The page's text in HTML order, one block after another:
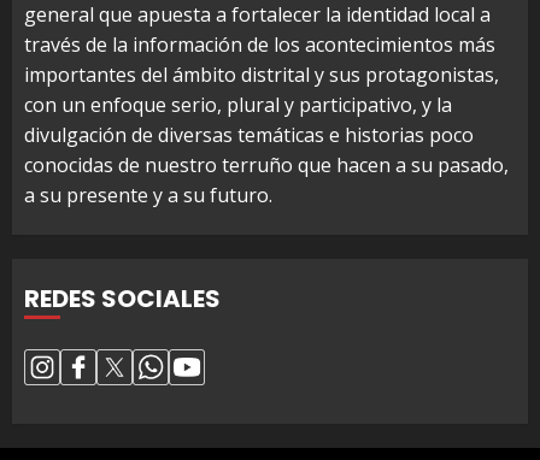
general que apuesta a fortalecer la identidad local a
través de la información de los acontecimientos más
importantes del ámbito distrital y sus protagonistas,
con un enfoque serio, plural y participativo, y la
divulgación de diversas temáticas e historias poco
conocidas de nuestro terruño que hacen a su pasado,
a su presente y a su futuro.
REDES SOCIALES